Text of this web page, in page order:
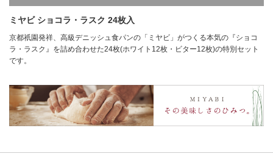
ミヤビ ショコラ・ラスク 24枚入
京都祇園発祥、高級デニッシュ食パンの「ミヤビ」がつくる本気の『ショコ
ラ・ラスク』を詰め合わせた24枚(ホワイト12枚・ビター12枚)の特別セット
です。